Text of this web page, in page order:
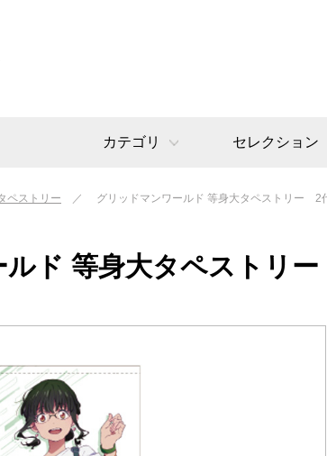
カテゴリ セレクション
ペストリー グリッドマンワールド 等身大タペストリー 2
ルド 等身大タペストリ